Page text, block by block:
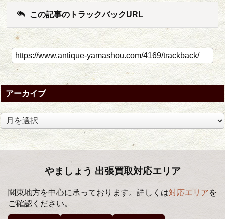
この記事のトラックバックURL
アーカイブ
ア
ー
カ
イ
やましょう 出張買取対応エリア
関東地方を中心に承っております。詳しくは対応エリアを
ご確認ください。